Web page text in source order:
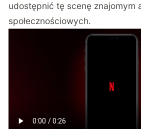
udostępnić tę scenę znajomym
społecznościowych.